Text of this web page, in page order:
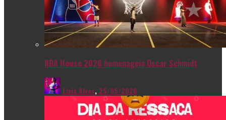
NBA House 2026 homenageia Oscar Schmidt
Livia Alves, 25/05/2026